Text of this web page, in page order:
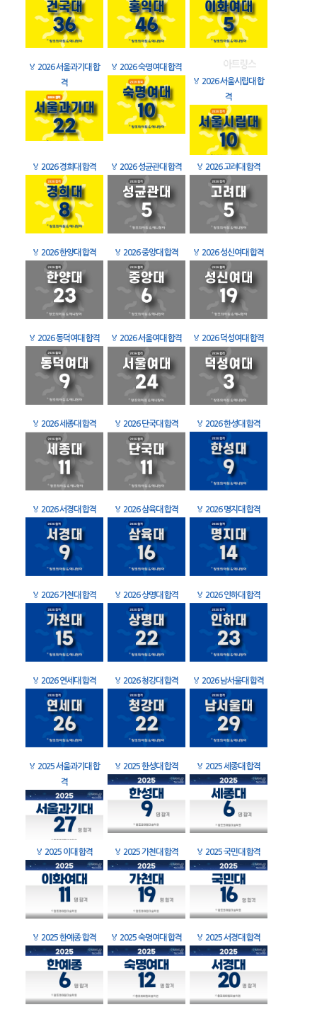
🏅 2026 서울과기대 합
격
🏅 2026 숙명여대 합격
🏅 2026 서울시립대 합
격
🏅 2026 경희대 합격 🏅 2026 성균관대 합격 🏅 2026 고려대 합격
🏅 2026 한양대 합격 🏅 2026 중앙대 합격 🏅 2026 성신여대 합격
🏅 2026 동덕여대 합격 🏅 2026 서울여대 합격 🏅 2026 덕성여대 합격
🏅 2026 세종대 합격 🏅 2026 단국대 합격 🏅 2026 한성대 합격
🏅 2026 서경대 합격 🏅 2026 삼육대 합격 🏅 2026 명지대 합격
🏅 2026 가천대 합격 🏅 2026 상명대 합격 🏅 2026 인하대 합격
🏅 2026 연세대 합격 🏅 2026 청강대 합격 🏅 2026 남서울대 합격
🏅 2025 서울과기대 합
격
🏅 2025 한성대 합격 🏅 2025 세종대 합격
🏅 2025 이대 합격 🏅 2025 가천대 합격 🏅 2025 국민대 합격
🏅 2025 한예종 합격 🏅 2025 숙명여대 합격 🏅 2025 서경대 합격